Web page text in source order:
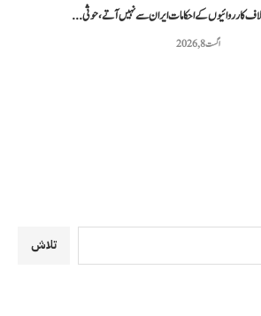
کے احکامات ایران سے نہیں آتے، حوثی...
اگست 8, 2026
تلاش